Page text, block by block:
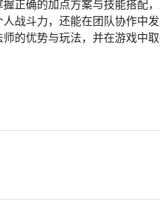
正确的加点方案与技能搭配
战斗力，还能在团队协作中
的优势与玩法，并在游戏中